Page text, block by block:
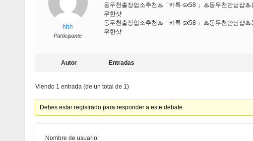
hhh
Participante
동두천출장업소추천♨「카톡-sx58 」♨동두천만남샵
무한샷
동두천출장업소추천♨「카톡-sx58 」♨동두천만남샵
무한샷
Autor Entradas
Viendo 1 entrada (de un total de 1)
Debes estar registrado para responder a este debate.
Nombre de usuario: